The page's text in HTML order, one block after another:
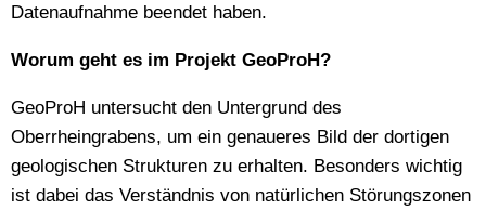
Datenaufnahme beendet haben.
Worum geht es im Projekt GeoProH?
GeoProH untersucht den Untergrund des
Oberrheingrabens, um ein genaueres Bild der dortigen
geologischen Strukturen zu erhalten. Besonders wichtig
ist dabei das Verständnis von natürlichen Störungszonen